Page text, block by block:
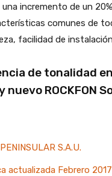
una incremento de un
comunes de
facilidad de
de tonalidad
ROCKFON
S.A.U.
actualizada Febrero 2017